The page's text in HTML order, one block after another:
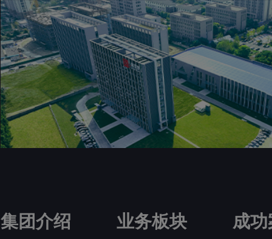
集团介绍 业务板块 成